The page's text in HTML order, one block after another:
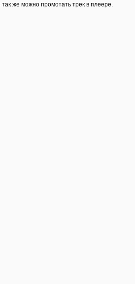
же можно промотать трек в плеере.